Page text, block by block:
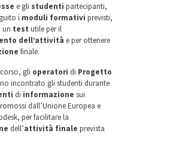
e gli studenti partecipanti,
i moduli formativi previsti,
un test utile per il
dell’attività e per ottenere
finale.
gli operatori di Progetto
incontrato gli studenti durante
di informazione sui
dall’Unione Europea e
per facilitare la
dell’attività finale prevista